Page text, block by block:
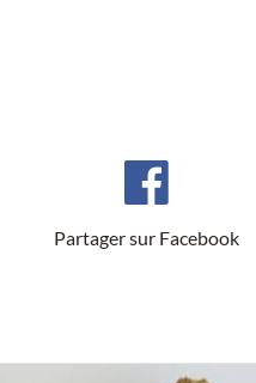
Partager sur Facebook